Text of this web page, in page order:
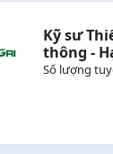
Kỹ sư
thông -
thuật
Số lượng